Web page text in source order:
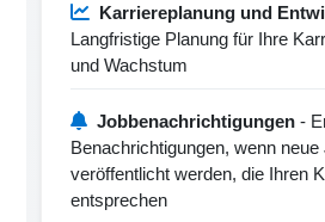
Karriereplanung und
Langfristige Planung für Ihre
und Wachstum
Jobbenachrichtigungen -
Benachrichtigungen, wenn neue
veröffentlicht werden, die Ihren
entsprechen